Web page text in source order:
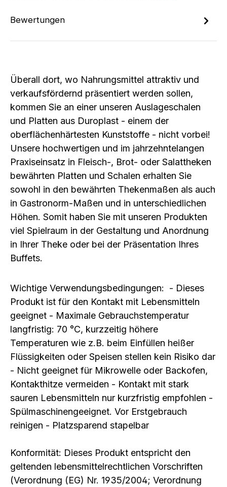
Bewertungen
Überall dort, wo Nahrungsmittel attraktiv und
verkaufsfördernd präsentiert werden sollen,
kommen Sie an einer unseren Auslageschalen
und Platten aus Duroplast - einem der
oberflächenhärtesten Kunststoffe - nicht vorbei!
Unsere hochwertigen und im jahrzehntelangen
Praxiseinsatz in Fleisch-, Brot- oder Salattheken
bewährten Platten und Schalen erhalten Sie
sowohl in den bewährten Thekenmaßen als auch
in Gastronorm-Maßen und in unterschiedlichen
Höhen. Somit haben Sie mit unseren Produkten
viel Spielraum in der Gestaltung und Anordnung
in Ihrer Theke oder bei der Präsentation Ihres
Buffets.
Wichtige Verwendungsbedingungen: - Dieses
Produkt ist für den Kontakt mit Lebensmitteln
geeignet - Maximale Gebrauchstemperatur
langfristig: 70 °C, kurzzeitig höhere
Temperaturen wie z.B. beim Einfüllen heißer
Flüssigkeiten oder Speisen stellen kein Risiko dar
- Nicht geeignet für Mikrowelle oder Backofen,
Kontakthitze vermeiden - Kontakt mit stark
sauren Lebensmitteln nur kurzfristig empfohlen -
Spülmaschinengeeignet. Vor Erstgebrauch
reinigen - Platzsparend stapelbar
Konformität: Dieses Produkt entspricht den
geltenden lebensmittelrechtlichen Vorschriften
(Verordnung (EG) Nr. 1935/2004; Verordnung